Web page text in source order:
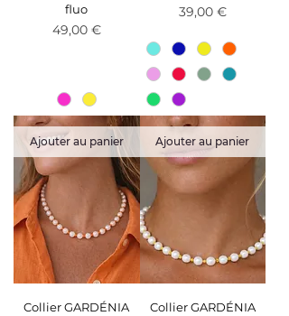
fluo
Prix
49,00 €
Prix
39,00 €
Ajouter au panier
Collier GARDÉNIA
Ajouter au panier
Collier GARDÉNIA